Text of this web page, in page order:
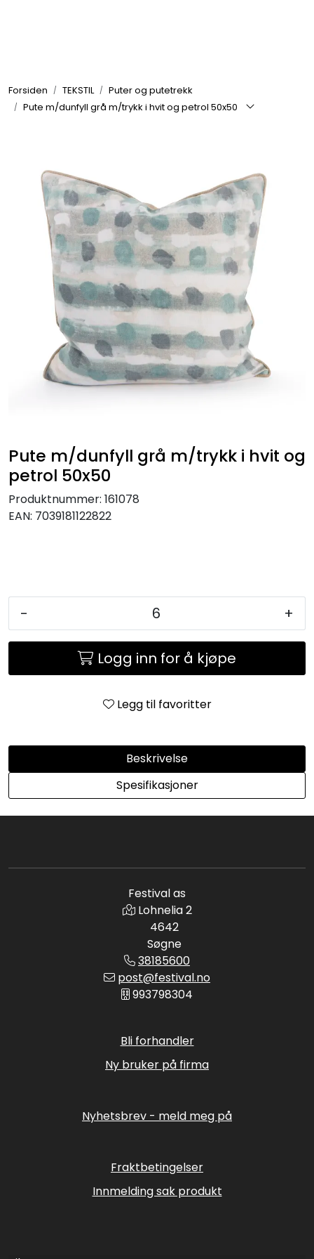
Forsiden TEKSTIL
Puter og putetrekk
Pute m/dunfyll grå m/trykk i hvit og petrol 50x50
Pute m/dunfyll grå m/trykk i hvit og
petrol 50x50
Produktnummer: 161078
EAN: 7039181122822
- +
Logg inn for å kjøpe
Legg til favoritter
Beskrivelse
Spesifikasjoner
Festival as
Lohnelia 2
4642
Søgne
38185600
post@festival.no
993798304
Bli forhandler
Ny bruker på firma
Nyhetsbrev - meld meg på
Fraktbetingelser
Innmelding sak produkt
UTEMILJØ
VERKTØY
INTERIØR
TEKSTIL
KJØKKEN
MØBLER
ACCESSORIES
JUL